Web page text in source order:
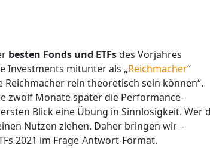
besten Fonds und ETFsdes Vorjahres
Investments mitunter als „Reichmacher“
rein theoretisch sein können“.
zwölf Monate später die Performance-
Blick eine Übung in Sinnlosigkeit. Wer
Nutzen ziehen. Daher bringen wir –
2021 im Frage-Antwort-Format.